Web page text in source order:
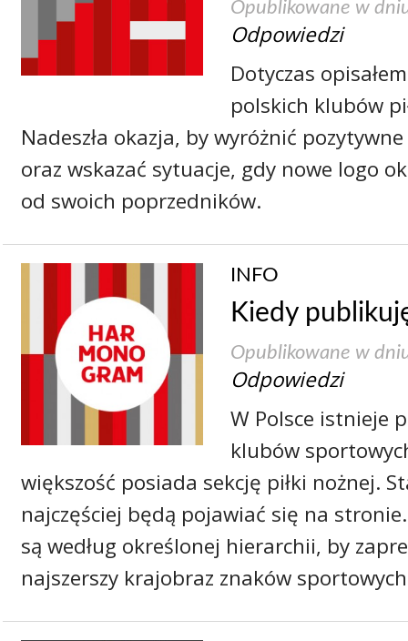
Opublikowane w
Odpowiedzi
Dotyczas
polskich klubów
Nadeszła okazja, by wyróżnić
oraz wskazać sytuacje, gdy nowe logo
od swoich poprzedników.
INFO
Kiedy
Opublikowane w
Odpowiedzi
W Polsce istnieje
klubów
większość posiada sekcję piłki nożnej.
najczęściej będą pojawiać się na
są według określonej hierarchii, by
najszerszy krajobraz znaków